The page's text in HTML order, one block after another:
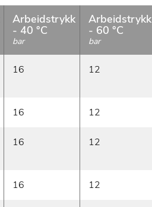
Arbeidstrykk
- 40 °C
bar
Arbeidstrykk
- 60 °C
bar
16 12
16 12
16 12
16 12